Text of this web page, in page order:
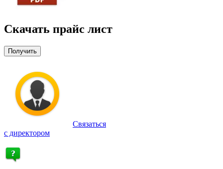
Скачать прайс лист
Получить
Связаться
с директором